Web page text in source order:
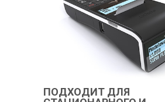
ПОДХОДИТ ДЛЯ